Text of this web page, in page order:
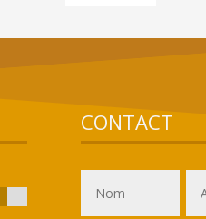
CONTACT